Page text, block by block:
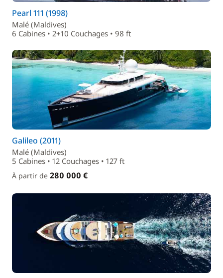
Pearl 111 (1998)
Malé (Maldives)
6 Cabines • 2+10 Couchages • 98 ft
Galileo (2011)
Malé (Maldives)
5 Cabines • 12 Couchages • 127 ft
À partir de 280 000 €